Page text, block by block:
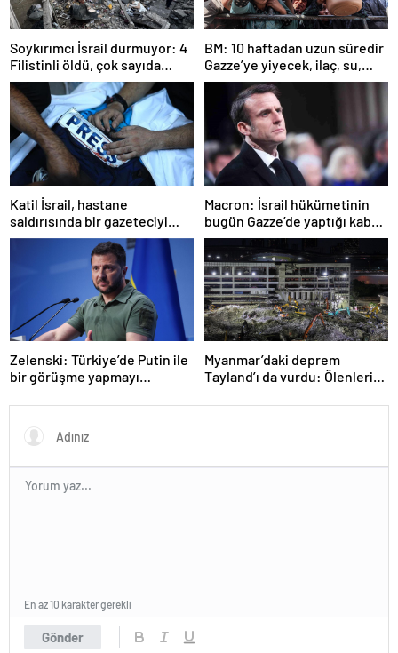
Soykırımcı İsrail durmuyor: 4
Filistinli öldü, çok sayıda
yaralı var
BM: 10 haftadan uzun süredir
Gazze’ye yiyecek, ilaç, su,
çadır girmedi
Katil İsrail, hastane
saldırısında bir gazeteciyi
öldürdüğünü itiraf etti
Macron: İsrail hükümetinin
bugün Gazze’de yaptığı kabul
edilemez
Zelenski: Türkiye’de Putin ile
bir görüşme yapmayı
Myanmar’daki deprem
Tayland’ı da vurdu: Ölenlerin
Gönder
En az 10 karakter gerekli